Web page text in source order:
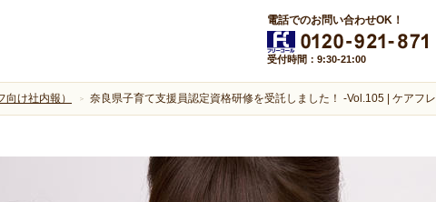
電話でのお問い合わせOK！
受付時間：9:30-21:00
け社内報） 奈良県子育て支援員認定資格研修を受託しました！ -Vol.105 | ケアフ